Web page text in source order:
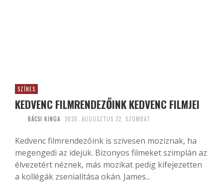
SZÍNES
KEDVENC FILMRENDEZŐINK KEDVENC FILMJEI
BÁCSI KINGA 2020. AUGUSZTUS 22. SZOMBAT
Kedvenc filmrendezőink is szívesen moziznak, ha
megengedi az idejük. Bizonyos filmeket szimplán az
élvezetért néznek, más mozikat pedig kifejezetten
a kollégák zsenialitása okán. James...